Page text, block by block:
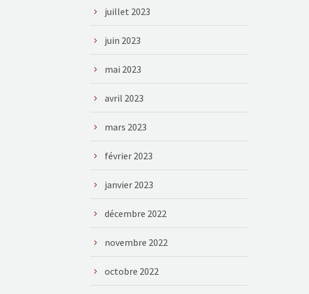
juillet 2023
juin 2023
mai 2023
avril 2023
mars 2023
février 2023
janvier 2023
décembre 2022
novembre 2022
octobre 2022